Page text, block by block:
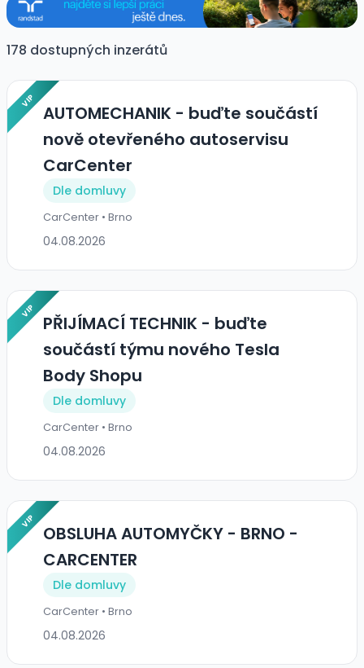
178 dostupných inzerátů
VIP
AUTOMECHANIK - buďte součástí
nově otevřeného autoservisu
CarCenter
Dle domluvy
CarCenter • Brno
04.08.2026
VIP
PŘIJÍMACÍ TECHNIK - buďte
součástí týmu nového Tesla
Body Shopu
Dle domluvy
CarCenter • Brno
04.08.2026
VIP
OBSLUHA AUTOMYČKY - BRNO -
CARCENTER
Dle domluvy
CarCenter • Brno
04.08.2026